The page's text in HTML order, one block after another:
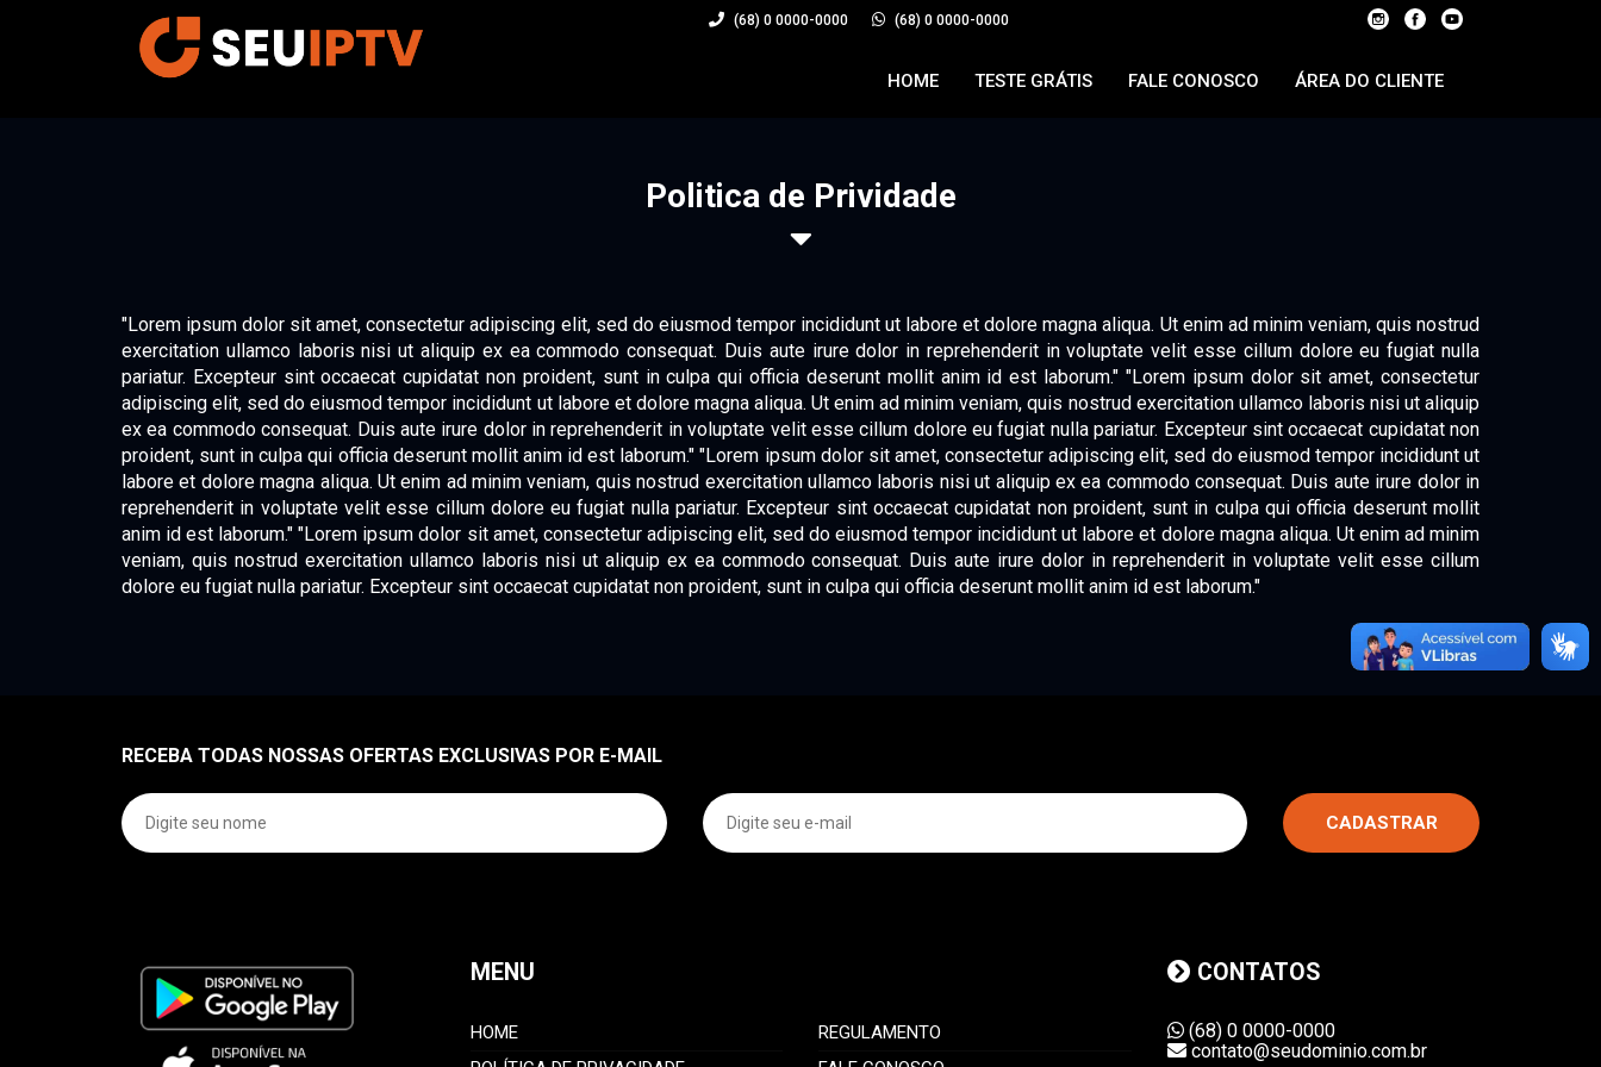
(68) 0 0000-0000 (68) 0 0000-0000
HOME TESTE GRÁTIS FALE CONOSCO ÁREA DO CLIENTE
Politica de Prividade
"Lorem ipsum dolor sit amet, consectetur adipiscing elit, sed do eiusmod tempor incididunt ut labore et dolore magna aliqua. Ut enim ad minim veniam, quis nostrud
exercitation ullamco laboris nisi ut aliquip ex ea commodo consequat. Duis aute irure dolor in reprehenderit in voluptate velit esse cillum dolore eu fugiat nulla
pariatur. Excepteur sint occaecat cupidatat non proident, sunt in culpa qui officia deserunt mollit anim id est laborum." "Lorem ipsum dolor sit amet, consectetur
adipiscing elit, sed do eiusmod tempor incididunt ut labore et dolore magna aliqua. Ut enim ad minim veniam, quis nostrud exercitation ullamco laboris nisi ut aliquip
ex ea commodo consequat. Duis aute irure dolor in reprehenderit in voluptate velit esse cillum dolore eu fugiat nulla pariatur. Excepteur sint occaecat cupidatat non
proident, sunt in culpa qui officia deserunt mollit anim id est laborum." "Lorem ipsum dolor sit amet, consectetur adipiscing elit, sed do eiusmod tempor incididunt ut
labore et dolore magna aliqua. Ut enim ad minim veniam, quis nostrud exercitation ullamco laboris nisi ut aliquip ex ea commodo consequat. Duis aute irure dolor in
reprehenderit in voluptate velit esse cillum dolore eu fugiat nulla pariatur. Excepteur sint occaecat cupidatat non proident, sunt in culpa qui officia deserunt mollit
anim id est laborum." "Lorem ipsum dolor sit amet, consectetur adipiscing elit, sed do eiusmod tempor incididunt ut labore et dolore magna aliqua. Ut enim ad minim
veniam, quis nostrud exercitation ullamco laboris nisi ut aliquip ex ea commodo consequat. Duis aute irure dolor in reprehenderit in voluptate velit esse cillum
dolore eu fugiat nulla pariatur. Excepteur sint occaecat cupidatat non proident, sunt in culpa qui officia deserunt mollit anim id est laborum."
RECEBA TODAS NOSSAS OFERTAS EXCLUSIVAS POR E-MAIL
CADASTRAR
MENU
HOME
REGULAMENTO
CONTATOS
(68) 0 0000-0000
contato@seudominio.com.br